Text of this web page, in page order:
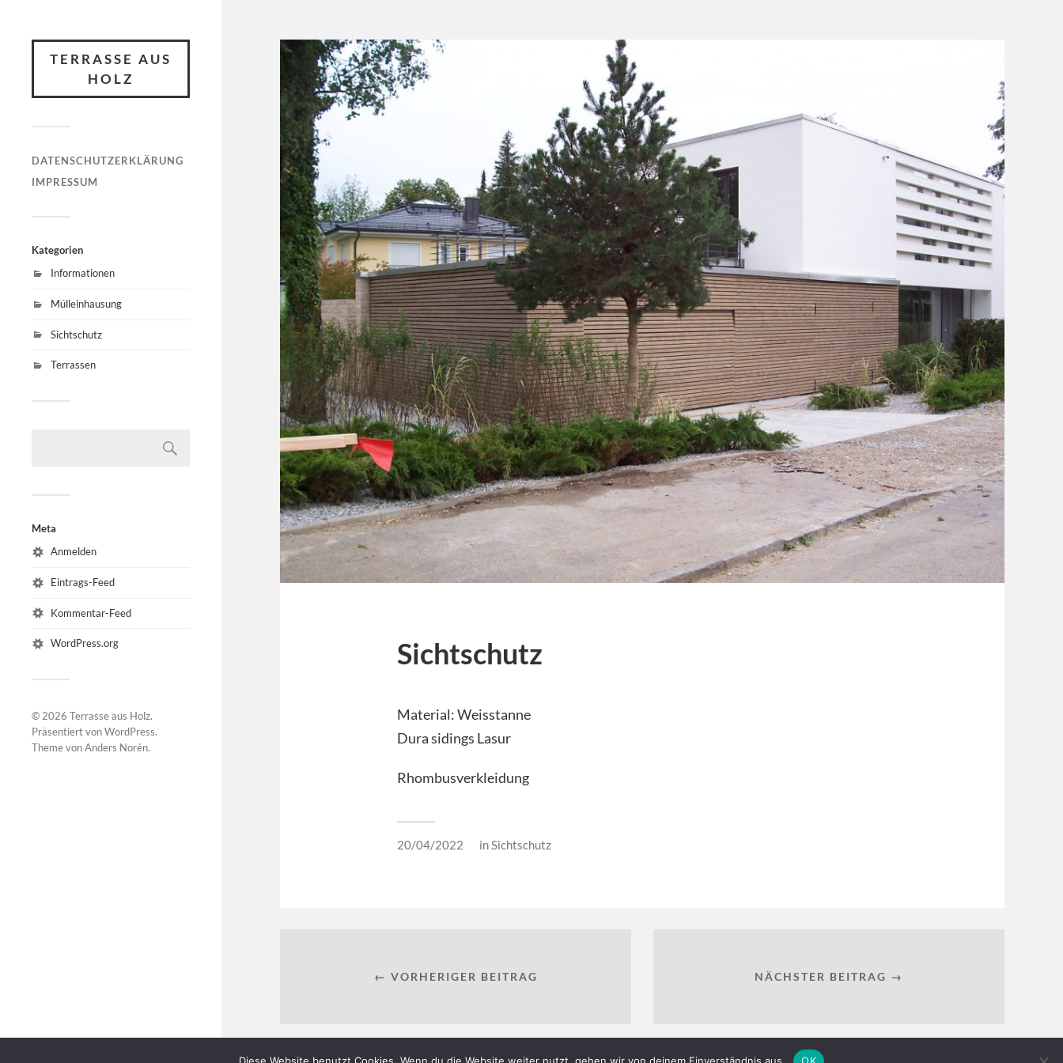
TERRASSE AUS
HOLZ
DATENSCHUTZERKLÄRUNG
IMPRESSUM
Kategorien
Informationen
Mülleinhausung
Sichtschutz
Terrassen
Meta
Anmelden
Eintrags-Feed
Kommentar-Feed
WordPress.org
© 2026 Terrasse aus Holz.
Präsentiert vonWordPress.
Theme vonAnders Norén.
Sichtschutz
Material: Weisstanne
Dura sidings Lasur
Rhombusverkleidung
20/04/2022 inSichtschutz
← VORHERIGER BEITRAG NÄCHSTER BEITRAG →